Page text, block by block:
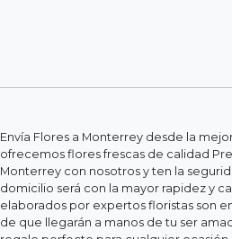
Envía Flores a Monterrey desde la
ofrecemos flores frescas de calidad
Monterrey con nosotros y ten la
domicilio será con la mayor rapidez y
elaborados por expertos floristas son
de que llegarán a manos de tu ser